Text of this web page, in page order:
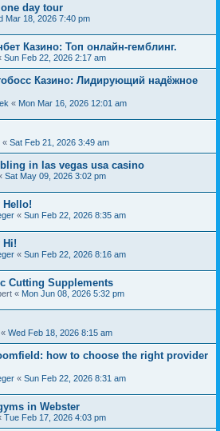
day tour
Mar 18, 2026 7:40 pm
Казино: Топ онлайн-гемблинг.
Sun Feb 22, 2026 2:17 am
Казино: Лидирующий надёжное
« Mon Mar 16, 2026 12:01 am
« Sat Feb 21, 2026 3:49 am
in las vegas usa casino
Sat May 09, 2026 3:02 pm
Hello!
« Sun Feb 22, 2026 8:35 am
Hi!
« Sun Feb 22, 2026 8:16 am
Cutting Supplements
« Mon Jun 08, 2026 5:32 pm
« Wed Feb 18, 2026 8:15 am
how to choose the right provider
« Sun Feb 22, 2026 8:31 am
in Webster
Tue Feb 17, 2026 4:03 pm